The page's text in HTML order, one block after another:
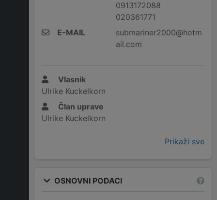
0913172088
020361771
E-MAIL
submariner2000@hotm
ail.com
Vlasnik
Ulrike Kuckelkorn
Član uprave
Ulrike Kuckelkorn
Prikaži sve
OSNOVNI PODACI